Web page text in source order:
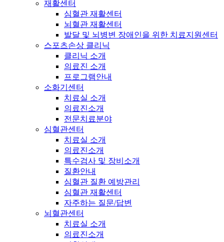
재활센터
심혈관 재활센터
뇌혈관 재활센터
발달 및 뇌병변 장애인을 위한 치료지원센터
스포츠손상 클리닉
클리닉 소개
의료진 소개
프로그램안내
소화기센터
치료실 소개
의료진소개
전문치료분야
심혈관센터
치료실 소개
의료진소개
특수검사 및 장비소개
질환안내
심혈관 질환 예방관리
심혈관 재활센터
자주하는 질문/답변
뇌혈관센터
치료실 소개
의료진소개